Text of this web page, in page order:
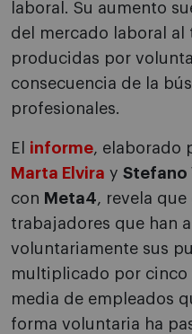
laboral. Su aumento
del mercado laboral al
producidas por
consecuencia de la
profesionales.
El informe, elaborado
Marta Elvira y Stefano
con Meta4, revela
trabajadores que han
voluntariamente sus
multiplicado por cinco
media de empleados
forma voluntaria ha